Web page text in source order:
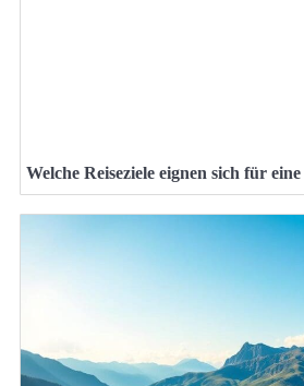
Welche Reiseziele eignen sich für